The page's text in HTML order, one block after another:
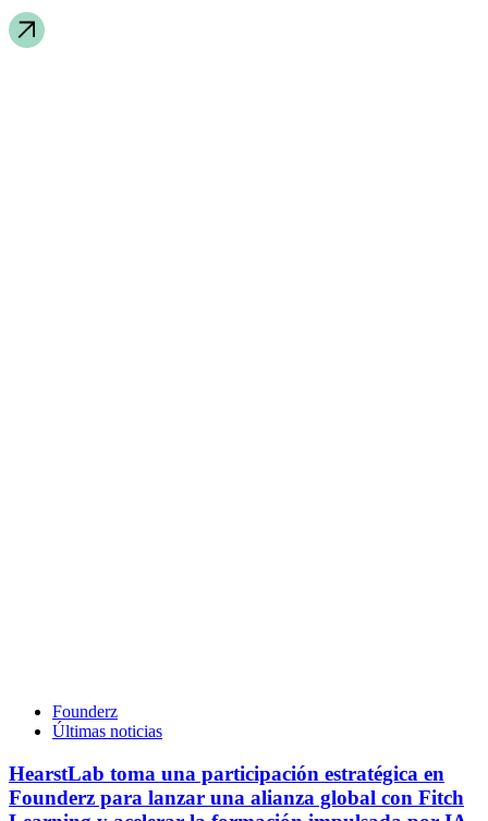
Founderz
Últimas noticias
HearstLab toma una participación estratégica en
Founderz para lanzar una alianza global con Fitch